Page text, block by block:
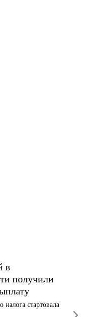
в
получили
налога стартовала